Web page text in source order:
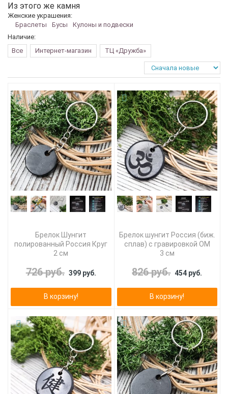
Из этого же камня
Женские украшения:
Браслеты
Бусы
Кулоны и подвески
Наличие:
Все
Интернет-магазин ТЦ «Дружба»
Брелок Шунгит
полированный Россия Круг
2 см
726 руб. 399 руб.
В корзину!
Брелок шунгит Россия (биж.
сплав) с гравировкой ОМ
3 см
826 руб. 454 руб.
В корзину!